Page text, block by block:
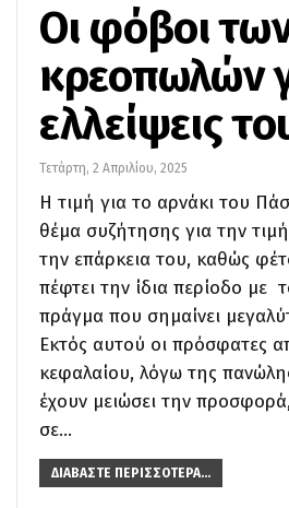
Οι φόβοι
κρεοπωλών
ελλείψεις
Τετάρτη, 2 Απριλίου, 2025
Η τιμή για το αρνάκι του
θέμα συζήτησης για την
την επάρκεια του, καθώς
πέφτει την ίδια περίοδο με
πράγμα που σημαίνει
Εκτός αυτού οι πρόσφατες
κεφαλαίου, λόγω της
έχουν μειώσει την
σε…
ΔΙΑΒΆΣΤΕ ΠΕΡΙΣΣΌΤΕΡΑ...